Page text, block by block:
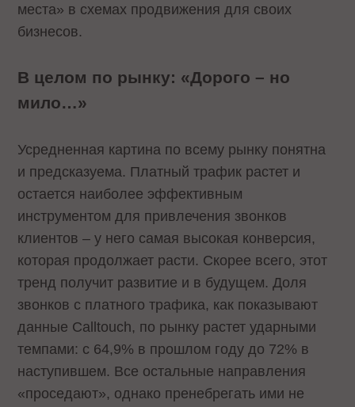
места» в схемах продвижения для своих
бизнесов.
В целом по рынку: «Дорого – но
мило…»
Усредненная картина по всему рынку понятна
и предсказуема. Платный трафик растет и
остается наиболее эффективным
инструментом для привлечения звонков
клиентов – у него самая высокая конверсия,
которая продолжает расти. Скорее всего, этот
тренд получит развитие и в будущем. Доля
звонков с платного трафика, как показывают
данные Calltouch, по рынку растет ударными
темпами: с 64,9% в прошлом году до 72% в
наступившем. Все остальные направления
«проседают», однако пренебрегать ими не